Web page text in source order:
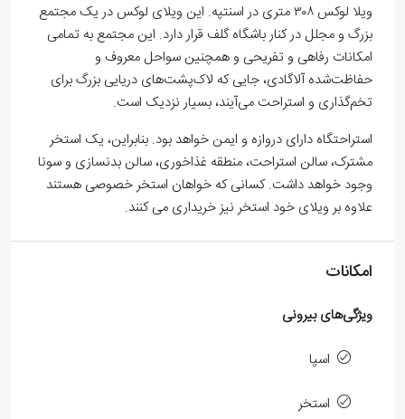
ویلا لوکس ۳۰۸ متری در اسنتپه. این ویلای لوکس در یک مجتمع
بزرگ و مجلل در کنار باشگاه گلف قرار دارد. این مجتمع به تمامی
امکانات رفاهی و تفریحی و همچنین سواحل معروف و
حفاظت‌شده آلاگادی، جایی که لاک‌پشت‌های دریایی بزرگ برای
تخم‌گذاری و استراحت می‌آیند، بسیار نزدیک است.
استراحتگاه دارای دروازه و ایمن خواهد بود. بنابراین، یک استخر
مشترک، سالن استراحت، منطقه غذاخوری، سالن بدنسازی و سونا
وجود خواهد داشت. کسانی که خواهان استخر خصوصی هستند
علاوه بر ویلای خود استخر نیز خریداری می کنند.
امکانات
ویژگی‌های بیرونی
اسپا
استخر